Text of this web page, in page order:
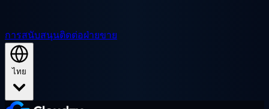
การสนับสนุนติดต่อฝ่ายขาย
ไทย